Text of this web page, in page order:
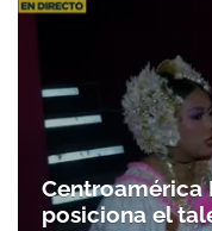
Centroamérica
posiciona el